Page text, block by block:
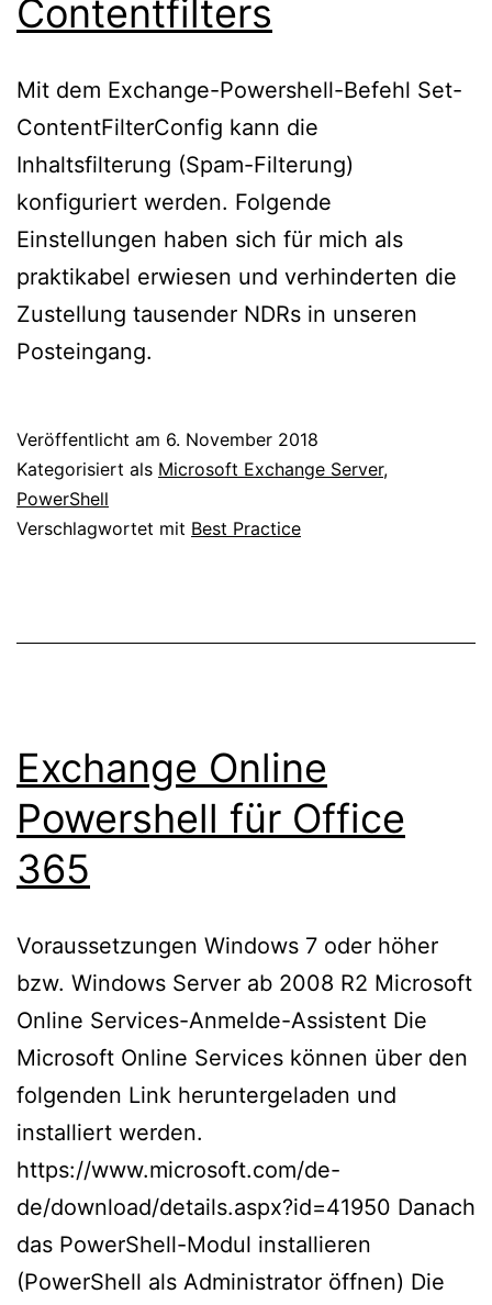
Contentfilters
Mit dem Exchange-Powershell-Befehl Set-
ContentFilterConfig kann die
Inhaltsfilterung (Spam-Filterung)
konfiguriert werden. Folgende
Einstellungen haben sich für mich als
praktikabel erwiesen und verhinderten die
Zustellung tausender NDRs in unseren
Posteingang.
Veröffentlicht am 6. November 2018
Kategorisiert als Microsoft Exchange Server,
PowerShell
Verschlagwortet mit Best Practice
Exchange Online
Powershell für Office
365
Voraussetzungen Windows 7 oder höher
bzw. Windows Server ab 2008 R2 Microsoft
Online Services-Anmelde-Assistent Die
Microsoft Online Services können über den
folgenden Link heruntergeladen und
installiert werden.
https://www.microsoft.com/de-
de/download/details.aspx?id=41950 Danach
das PowerShell-Modul installieren
(PowerShell als Administrator öffnen) Die